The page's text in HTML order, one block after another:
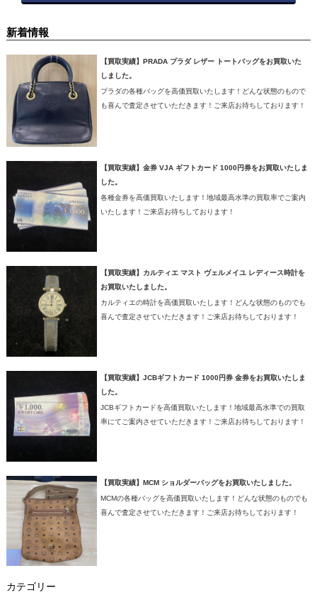
新着情報
【買取実績】PRADA プラダ レザー トートバッグをお買取いた
しました。
プラダの各種バッグを高価買取いたします！どんな状態のもので
も喜んで査定させていただきます！ご来店お待ちしております！
【買取実績】金券 VJA ギフトカード 1000円券をお買取いたしま
した。
各種金券を高価買取いたします！地域最高水準の買取率でご案内
いたします！ご来店お待ちしております！
【買取実績】カルティエ マスト ヴェルメイユ レディース時計を
お買取いたしました。
カルティエの時計を高価買取いたします！どんな状態のものでも
喜んで査定させていただきます！ご来店お待ちしております！
【買取実績】JCBギフトカード 1000円券 金券をお買取いたしま
した。
JCBギフトカードを高価買取いたします！地域最高水準での買取
率にてご案内させていただきます！ご来店お待ちしております！
【買取実績】MCM ショルダーバッグをお買取いたしました。
MCMの各種バッグを高価買取いたします！どんな状態のものでも
喜んで査定させていただきます！ご来店お待ちしております！
カテゴリー